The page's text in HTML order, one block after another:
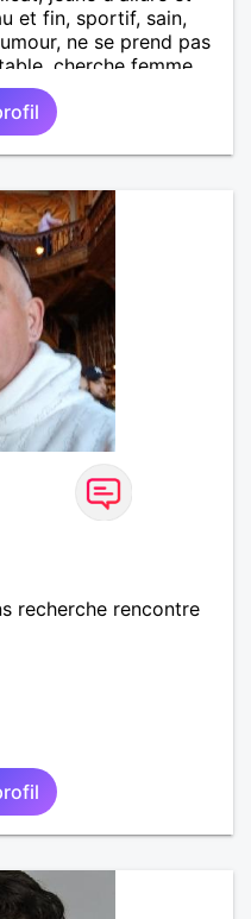
et fin, sportif, sain,
ne se prend pas
cherche femme
recherche rencontre